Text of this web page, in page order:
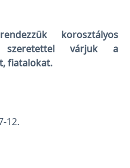
korosztályos
szeretettel várjuk a
fiatalokat.
12.